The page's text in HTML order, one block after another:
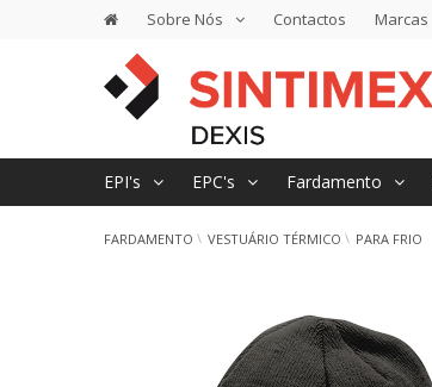
Sobre Nós Contactos Marcas
EPI's EPC's Fardamento
FARDAMENTO VESTUÁRIO TÉRMICO PARA FRIO